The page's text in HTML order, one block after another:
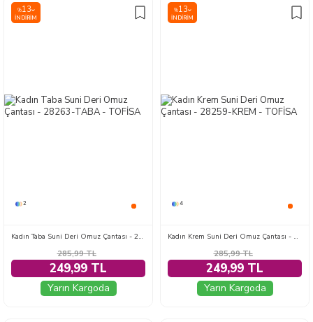
%13
İNDIRIM
2
Kadın Taba Suni Deri Omuz Çantası - 28263-TABA
285,99TL
249,99 TL
Yarın Kargoda
%13
İNDIRIM
4
Kadın Krem Suni Deri Omuz Çantası - 28259-KREM
285,99TL
249,99 TL
Yarın Kargoda